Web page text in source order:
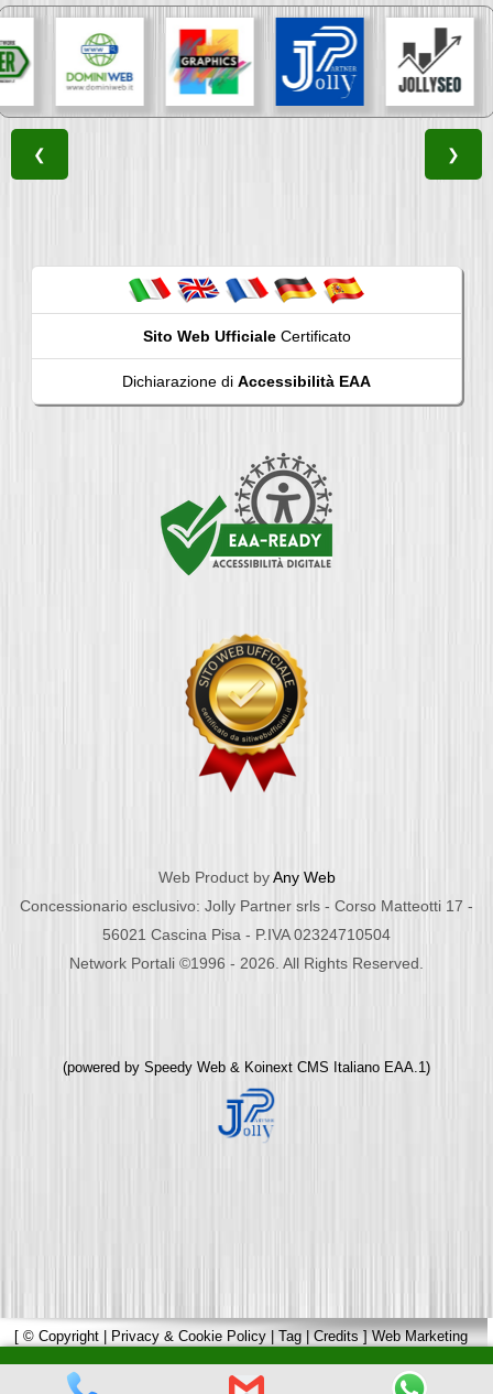
❮ ❯
Sito Web UfficialeCertificato
Dichiarazione di Accessibilità EAA
Web Product byAny Web
Concessionario esclusivo: Jolly Partner srls - Corso Matteotti 17 -
56021 Cascina Pisa - P.IVA 02324710504
Network Portali ©1996 - 2026. All Rights Reserved.
(powered by Speedy Web & Koinext CMS Italiano EAA.1)
[ © Copyright | Privacy & Cookie Policy | Tag|Credits]Web Marketing
Pisapowered byPisa Online|Hotels Web|Italia Search|Network Portali